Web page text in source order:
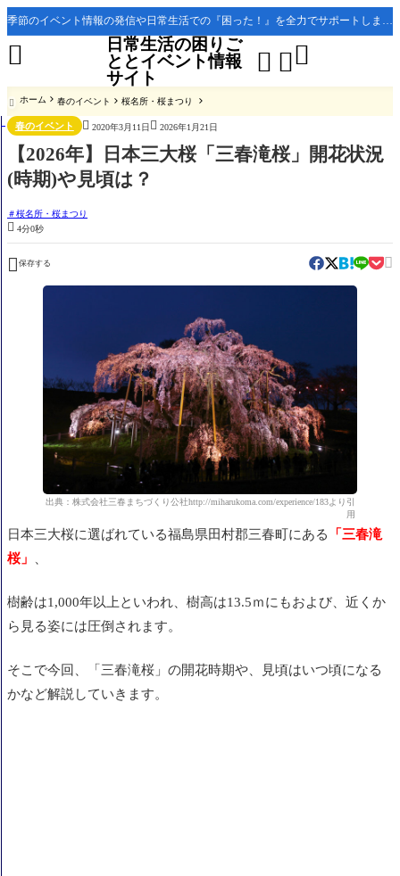
季節のイベント情報の発信や日常生活での『困った！』を全力でサポートします。
日常生活の困りご
ととイベント情報
サイト
 

 ホーム 春のイベント 桜名所・桜まつり
春のイベント  2020年3月11日  2026年1月21日
【2026年】日本三大桜「三春滝桜」開花状況
(時期)や見頃は？
桜名所・桜まつり
 4分0秒
 保存する 
出典：株式会社三春まちづくり公社http://miharukoma.com/experience/183より引
用
日本三大桜に選ばれている福島県田村郡三春町にある
「三春滝
桜」
、
樹齢は1,000年以上といわれ、樹高は13.5ｍにもおよび、近くか
ら見る姿には圧倒されます。
そこで今回、「三春滝桜」の開花時期や、見頃はいつ頃になる
かなど解説していきます。